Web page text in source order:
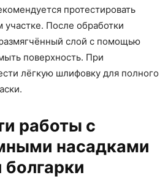
протестировать
После обработки
слой с помощью
поверхность. При
лёгкую шлифовку для полного
работы с
насадками